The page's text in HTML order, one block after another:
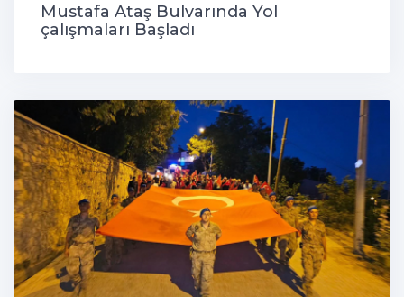
Mustafa Ataş Bulvarında Yol
çalışmaları Başladı